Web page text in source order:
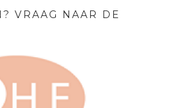
VRAAG NAAR DE